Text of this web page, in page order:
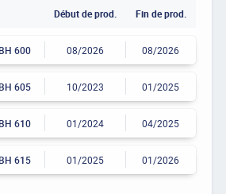
Début de prod. Fin de prod.
600 08/2026 08/2026
605 10/2023 01/2025
610 01/2024 04/2025
615 01/2025 01/2026